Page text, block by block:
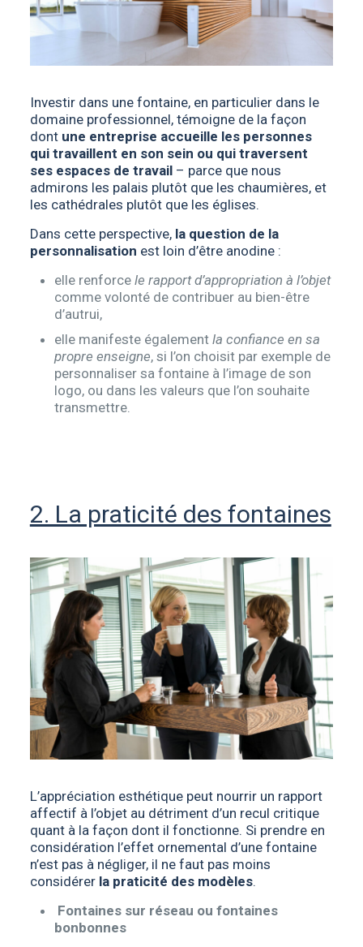
Investir dans une fontaine, en particulier dans le
domaine professionnel, témoigne de la façon
dont une entreprise accueille les personnes
qui travaillent en son sein ou qui traversent
ses espaces de travail– parce que nous
admirons les palais plutôt que les chaumières, et
les cathédrales plutôt que les églises.
Dans cette perspective, la question de la
personnalisation est loin d’être anodine :
elle renforce le rapport d’appropriation à l’objet
comme volonté de contribuer au bien-être
d’autrui,
elle manifeste également la confiance en sa
propre enseigne, si l’on choisit par exemple de
personnaliser sa fontaine à l’image de son
logo, ou dans les valeurs que l’on souhaite
transmettre.
2. La praticité des fontaines
L’appréciation esthétique peut nourrir un rapport
affectif à l’objet au détriment d’un recul critique
quant à la façon dont il fonctionne. Si prendre en
considération l’effet ornemental d’une fontaine
n’est pas à négliger, il ne faut pas moins
considérer la praticité des modèles.
Fontaines sur réseau ou fontaines
bonbonnes